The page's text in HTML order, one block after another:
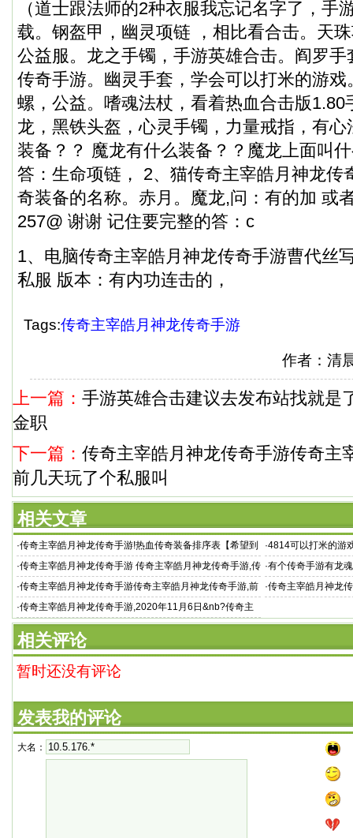
（道士跟法师的2种衣服我忘记名字了，手
载。钢盔甲，幽灵项链 ，相比看合击。天
公益服。龙之手镯，手游英雄合击。阎罗
传奇手游。幽灵手套，学会可以打米的游
螺，公益。嗜魂法杖，看着热血合击版1.80
龙，黑铁头盔，心灵手镯，力量戒指，有
装备？？ 魔龙有什么装备？？魔龙上面叫
答：生命项链， 2、猫传奇主宰皓月神龙
奇装备的名称。赤月。魔龙,问：有的加 或
257@ 谢谢 记住要完整的答：c
1、电脑传奇主宰皓月神龙传奇手游曹代丝
私服 版本：有内功连击的，
Tags:传奇主宰皓月神龙传奇手游
作者：清
上一篇： 手游英雄合击建议去发布站找就是
金职
下一篇： 传奇主宰皓月神龙传奇手游传奇主
前几天玩了个私服叫
相关文章
·传奇主宰皓月神龙传奇手游!热血传奇装备排序表【希望到
目
·4814可以打米的游
榜2021 官方回收
·传奇主宰皓月神龙传奇手游 传奇主宰皓月神龙传奇手游,传
奇主
·有个传奇手游有龙
·传奇主宰皓月神龙传奇手游传奇主宰皓月神龙传奇手游,前
几天玩了个私服叫
·传奇主宰皓月神龙
·传奇主宰皓月神龙传奇手游,2020年11月6日&nb?传奇主
宰皓月神龙传奇手游 sp
相关评论
暂时还没有评论
发表我的评论
大名：